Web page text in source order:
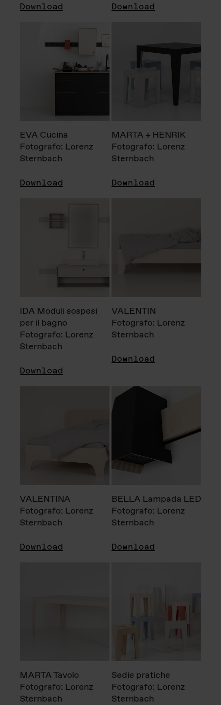
Download Download
EVA Cucina
Fotografo: Lorenz
Sternbach
Download
MARTA + HENRIK
Fotografo: Lorenz
Sternbach
Download
IDA Moduli sospesi
per il bagno
Fotografo: Lorenz
Sternbach
Download
VALENTIN
Fotografo: Lorenz
Sternbach
Download
VALENTINA
Fotografo: Lorenz
Sternbach
Download
BELLA Lampada LED
Fotografo: Lorenz
Sternbach
Download
MARTA Tavolo
Fotografo: Lorenz
Sternbach
Sedie pratiche
Fotografo: Lorenz
Sternbach